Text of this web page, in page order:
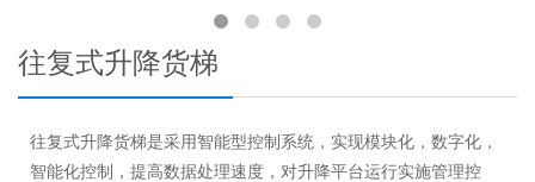
往复式升降货梯
往复式升降货梯是采用智能型控制系统，实现模块化，数字化，
智能化控制，提高数据处理速度，对升降平台运行实施管理控